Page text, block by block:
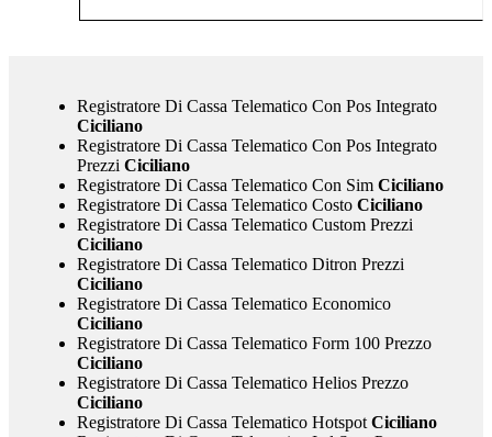
Registratore Di Cassa Telematico Con Pos Integrato
Ciciliano
Registratore Di Cassa Telematico Con Pos Integrato
PrezziCiciliano
Registratore Di Cassa Telematico Con SimCiciliano
Registratore Di Cassa Telematico CostoCiciliano
Registratore Di Cassa Telematico Custom Prezzi
Ciciliano
Registratore Di Cassa Telematico Ditron Prezzi
Ciciliano
Registratore Di Cassa Telematico Economico
Ciciliano
Registratore Di Cassa Telematico Form 100 Prezzo
Ciciliano
Registratore Di Cassa Telematico Helios Prezzo
Ciciliano
Registratore Di Cassa Telematico HotspotCiciliano